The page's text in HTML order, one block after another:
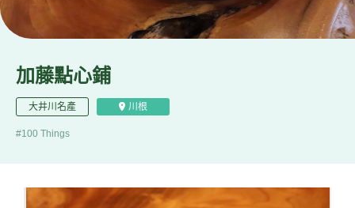
加藤點心鋪
大井川名產 川根
100 Things